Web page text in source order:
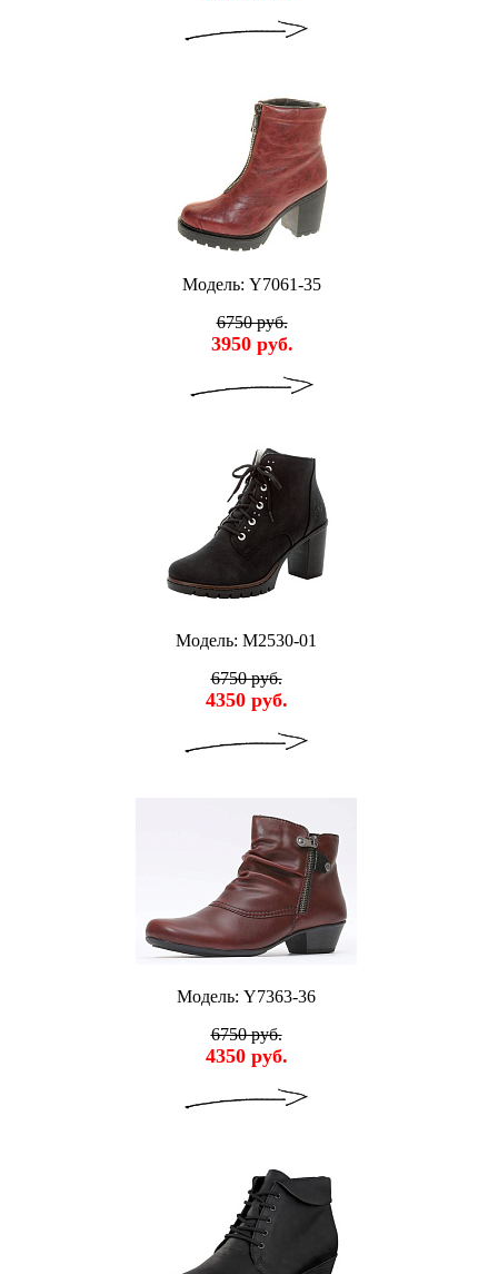
Модель: Y7061-35
6750 руб.
3950 руб.
Модель: M2530-01
6750 руб.
4350 руб.
Модель: Y7363-36
6750 руб.
4350 руб.